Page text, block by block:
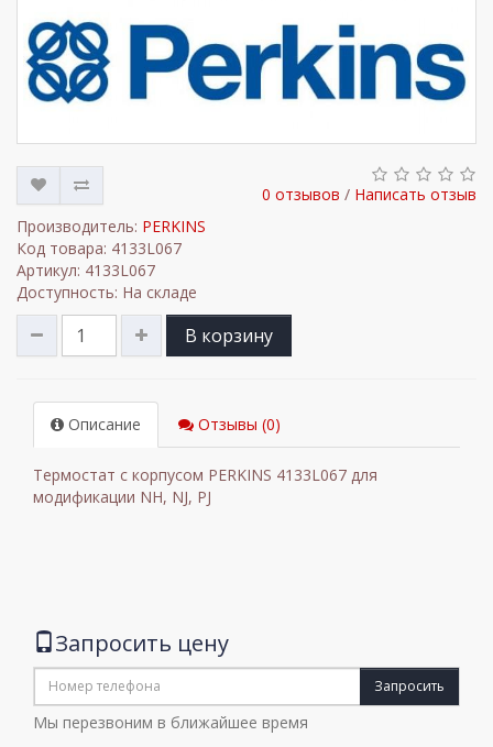
0 отзывов / Написать отзыв
Производитель: PERKINS
Код товара: 4133L067
Артикул: 4133L067
Доступность: На складе
В корзину
Описание Отзывы (0)
Термостат с корпусом PERKINS 4133L067 для
модификации NH, NJ, PJ
Запросить цену
Запросить
Мы перезвоним в ближайшее время